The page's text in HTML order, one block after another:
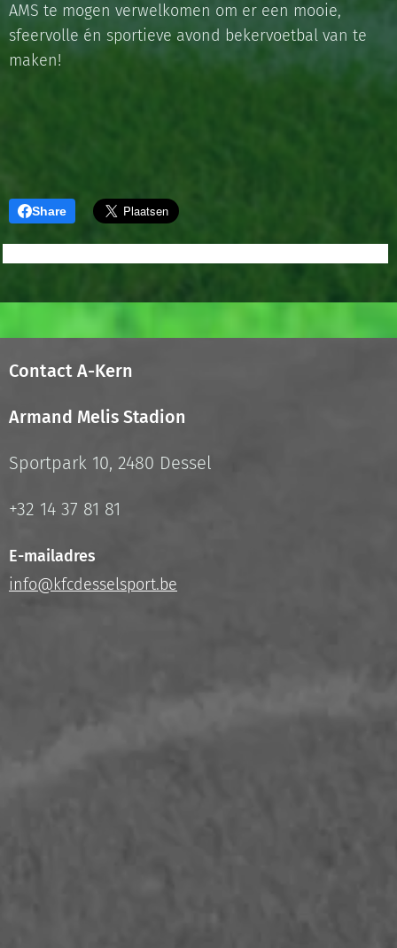
AMS te mogen verwelkomen om er een mooie,
sfeervolle én sportieve avond bekervoetbal van te
maken!
Share
Contact A-Kern
Armand Melis Stadion
Sportpark 10, 2480 Dessel
+32 14 37 81 81
E-mailadres
info@kfcdesselsport.be